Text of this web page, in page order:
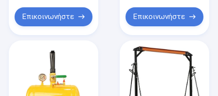
Επικοινωνήστε Επικοινωνήστε